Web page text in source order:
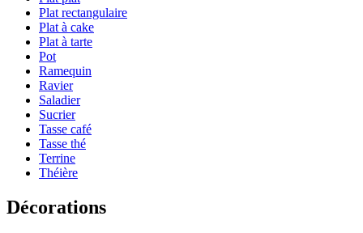
Plat rectangulaire
Plat à cake
Plat à tarte
Pot
Ramequin
Ravier
Saladier
Sucrier
Tasse café
Tasse thé
Terrine
Théière
Décorations